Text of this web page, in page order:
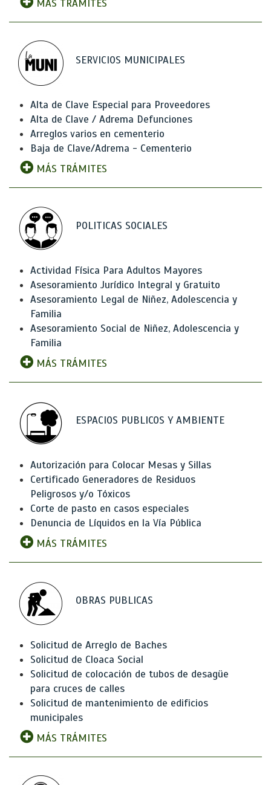
MÁS TRÁMITES
SERVICIOS MUNICIPALES
Alta de Clave Especial para Proveedores
Alta de Clave / Adrema Defunciones
Arreglos varios en cementerio
Baja de Clave/Adrema - Cementerio
MÁS TRÁMITES
POLITICAS SOCIALES
Actividad Física Para Adultos Mayores
Asesoramiento Jurídico Integral y Gratuito
Asesoramiento Legal de Niñez, Adolescencia y
Familia
Asesoramiento Social de Niñez, Adolescencia y
Familia
MÁS TRÁMITES
ESPACIOS PUBLICOS Y AMBIENTE
Autorización para Colocar Mesas y Sillas
Certificado Generadores de Residuos
Peligrosos y/o Tóxicos
Corte de pasto en casos especiales
Denuncia de Líquidos en la Vía Pública
MÁS TRÁMITES
OBRAS PUBLICAS
Solicitud de Arreglo de Baches
Solicitud de Cloaca Social
Solicitud de colocación de tubos de desagüe
para cruces de calles
Solicitud de mantenimiento de edificios
municipales
MÁS TRÁMITES